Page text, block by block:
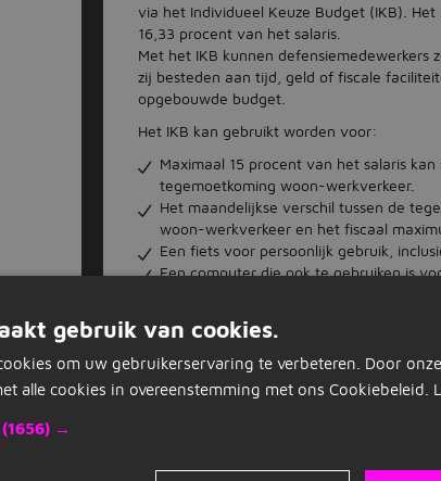
via het Individueel Keuze Budget (IKB).
16,33 procent van het salaris.
Met het IKB kunnen defensiemedewerkers
zij besteden aan tijd, geld of fiscale
opgebouwde budget.
Het IKB kan gebruikt worden voor:
Maximaal 15 procent van het salaris
tegemoetkoming woon-werkverkeer.
Het maandelijkse verschil tussen de
woon-werkverkeer en het fiscaal
Een fiets voor persoonlijk gebruik,
Een computer die ook te gebruiken is
De betaling van de vakbondscontributie
Defensie verwacht de mogelijkheden
Bijzonderheden
Wij zijn wereldwijd inzetbaar voor
perspectieven en kwaliteiten draagt bij
ons dierbaar is.” Hiervoor zijn we
gebruik van cookies.
om uw gebruikerservaring te verbeteren. Door
alle cookies in overeenstemming met ons Cookiebeleid.
(1656) →